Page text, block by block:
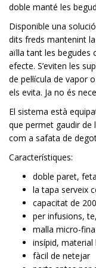
doble manté les
Disponible una
dits freds mantenint
aïlla tant les begudes
efecte. S’eviten les
de pel·lícula de vapor
els evita. Ja no és
El sistema està
que permet gaudir de
com a safata de
Característiques:
doble paret,
la tapa serveix
capacitat de
per infusions,
malla micro-fina
insípid, material
fàcil de netejar